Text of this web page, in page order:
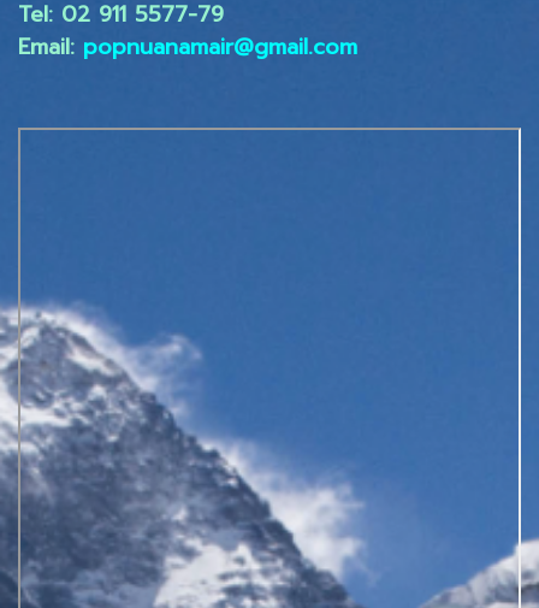
Tel: 02 ​911 5577-79
Email: popnuanamair@gmail.com